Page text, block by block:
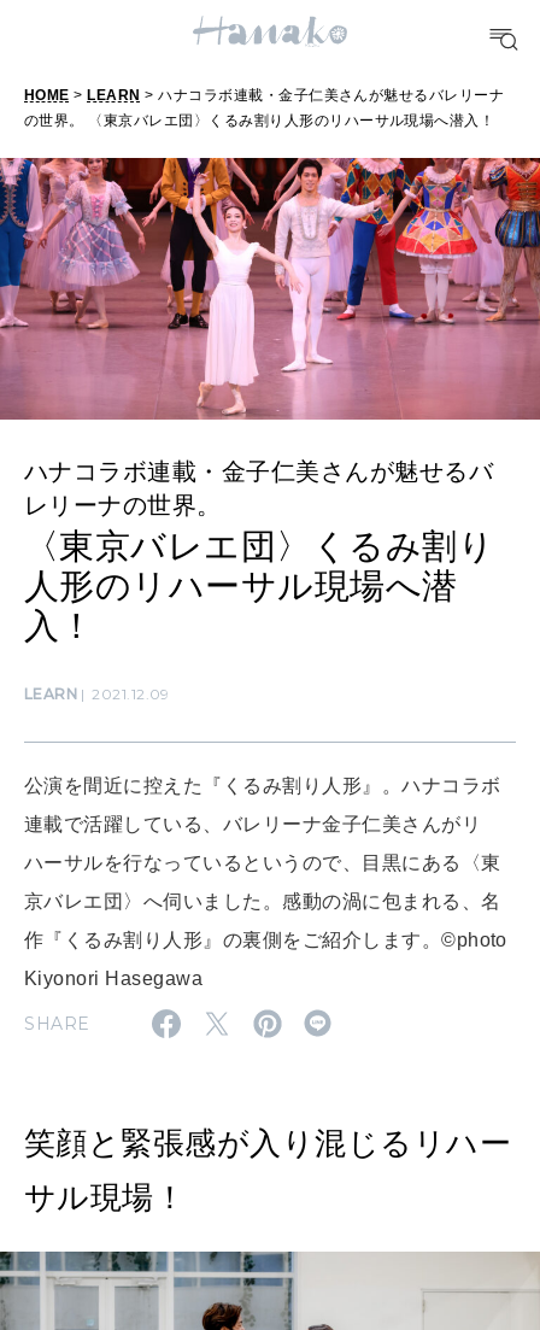
TRAVEL
FORTUNE
明日のわたし
[12星座別] Weekly Holoscope
[12星座別] Monthly Love Holoscope
算命学がわかる今月のあなた
HEALTH
自分にやさしく
LEARN
MAMA
CULTURE
自分を耕す
WORK&MONEY
2026年9月号「北海道 おいしく遊ぶ、夏のご褒美旅。」
2026年8月号『お茶の時間です。』
2026年7月号「鎌倉 ローカルが 教えてくれた 本当の歩き方。」
MAGAZINE
HOME > LEARN > ハナコラボ連載・金子仁美さんが魅せるバレリーナ
の世界。 〈東京バレエ団〉くるみ割り人形のリハーサル現場へ潜入！
ハナコラボ連載・金子仁美さんが魅せるバ
レリーナの世界。
〈東京バレエ団〉くるみ割り
人形のリハーサル現場へ潜
入！
LEARN 2021.12.09
公演を間近に控えた『くるみ割り人形』。ハナコラボ
連載で活躍している、バレリーナ金子仁美さんがリ
ハーサルを行なっているというので、目黒にある〈東
京バレエ団〉へ伺いました。感動の渦に包まれる、名
作『くるみ割り人形』の裏側をご紹介します。©️photo
Kiyonori Hasegawa
SHARE
笑顔と緊張感が入り混じるリハー
サル現場！